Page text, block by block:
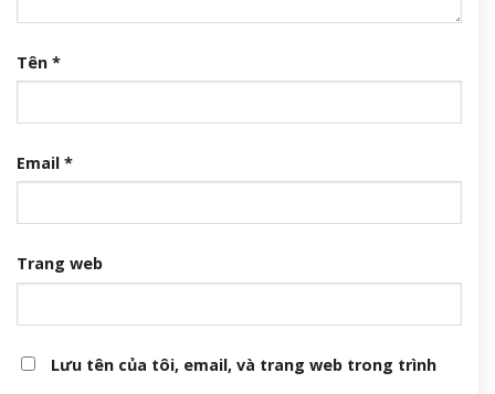
Tên *
Email *
Trang web
Lưu tên của tôi, email, và trang web trong trình